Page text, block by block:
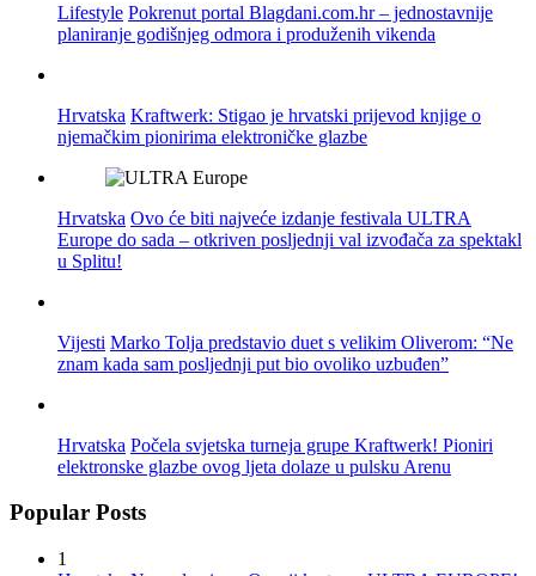
Lifestyle Pokrenut portal Blagdani.com.hr – jednostavnije
planiranje godišnjeg odmora i produženih vikenda
Hrvatska Kraftwerk: Stigao je hrvatski prijevod knjige o
njemačkim pionirima elektroničke glazbe
Hrvatska Ovo će biti najveće izdanje festivala ULTRA
Europe do sada – otkriven posljednji val izvođača za spektakl
u Splitu!
Vijesti Marko Tolja predstavio duet s velikim Oliverom: “Ne
znam kada sam posljednji put bio ovoliko uzbuđen”
Hrvatska Počela svjetska turneja grupe Kraftwerk! Pioniri
elektronske glazbe ovog ljeta dolaze u pulsku Arenu
Popular Posts
1